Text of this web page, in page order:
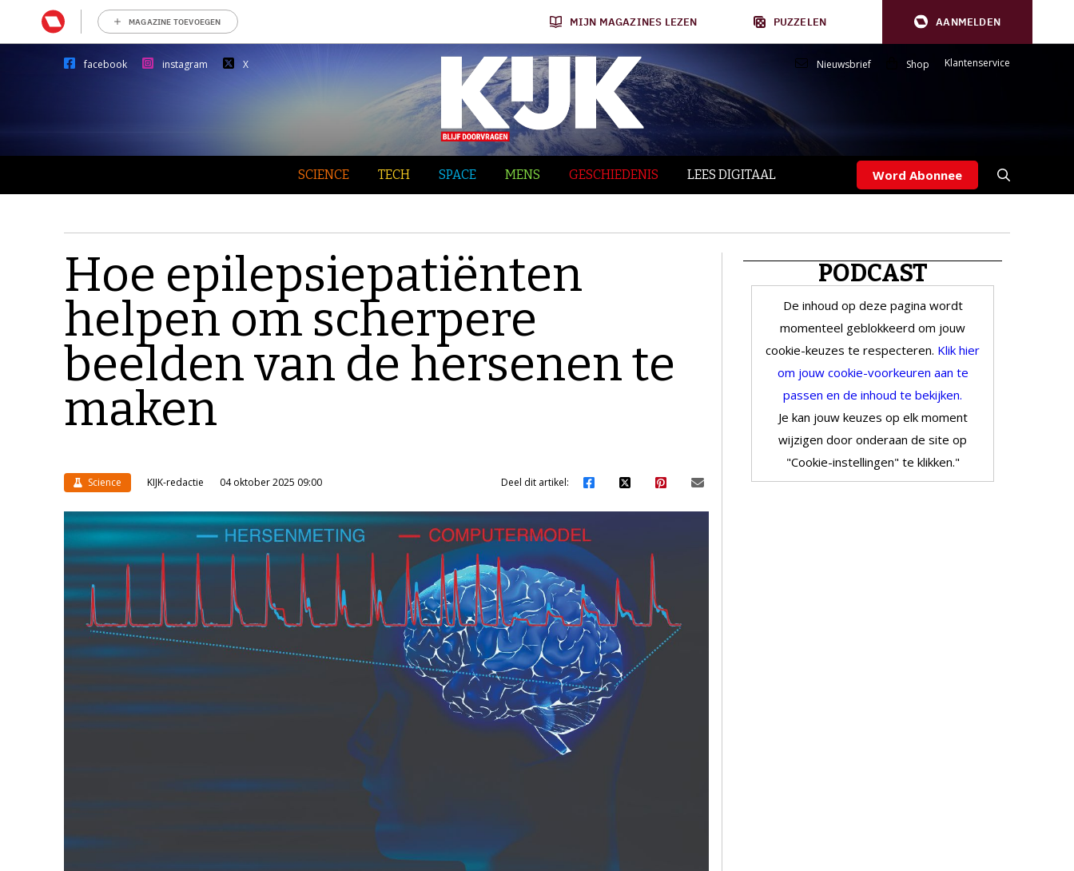
MAGAZINE TOEVOEGEN MIJN MAGAZINES LEZEN PUZZELEN AANMELDEN
facebook instagram X Nieuwsbrief Shop Klantenservice
SCIENCE TECH SPACE MENS GESCHIEDENIS LEES DIGITAAL Word Abonnee
Hoe epilepsiepatiënten
helpen om scherpere
beelden van de hersenen te
maken
Science KIJK-redactie 04 oktober 2025 09:00 Deel dit artikel:
PODCAST
De inhoud op deze pagina wordt
momenteel geblokkeerd om jouw
cookie-keuzes te respecteren. Klik hier
om jouw cookie-voorkeuren aan te
passen en de inhoud te bekijken.
Je kan jouw keuzes op elk moment
wijzigen door onderaan de site op
"Cookie-instellingen" te klikken."